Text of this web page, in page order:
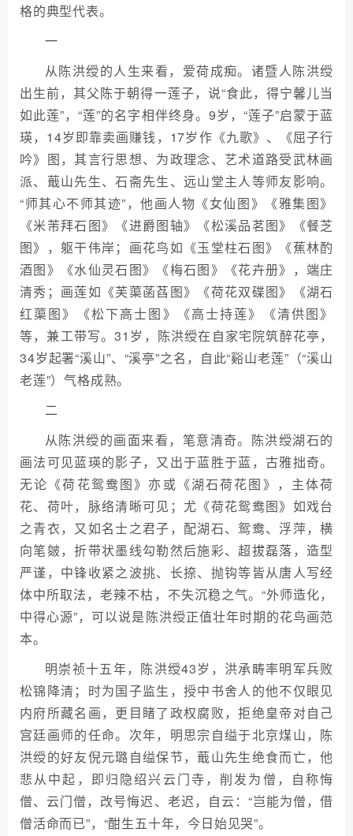
格的典型代表。
一
从陈洪绶的人生来看，爱荷成痴。诸暨人陈洪绶
出生前，其父陈于朝得一莲子，说“食此，得宁馨儿当
如此莲”，“莲”的名字相伴终身。9岁，“莲子”启蒙于蓝
瑛，14岁即靠卖画赚钱，17岁作《九歌》、《屈子行
吟》图，其言行思想、为政理念、艺术道路受武林画
派、蕺山先生、石斋先生、远山堂主人等师友影响。
“师其心不师其迹”，他画人物《女仙图》《雅集图》
《米芾拜石图》《进爵图轴》《松溪品茗图》《餐芝
图》，躯干伟岸；画花鸟如《玉堂柱石图》《蕉林酌
酒图》《水仙灵石图》《梅石图》《花卉册》，端庄
清秀；画莲如《芙蕖菡萏图》《荷花双碟图》《湖石
红蕖图》《松下高士图》《高士持莲》《清供图》
等，兼工带写。31岁，陈洪绶在自家宅院筑醉花亭，
34岁起署“溪山”、“溪亭”之名，自此“谿山老莲”（“溪山
老莲”）气格成熟。
二
从陈洪绶的画面来看，笔意清奇。陈洪绶湖石的
画法可见蓝瑛的影子，又出于蓝胜于蓝，古雅拙奇。
无论《荷花鸳鸯图》亦或《湖石荷花图》，主体荷
花、荷叶，脉络清晰可见；尤《荷花鸳鸯图》如戏台
之青衣，又如名士之君子，配湖石、鸳鸯、浮萍，横
向笔皴，折带状墨线勾勒然后施彩、超拔磊落，造型
严谨，中锋收紧之波挑、长捺、抛钩等皆从唐人写经
体中所取法，老辣不枯，不失沉稳之气。“外师造化，
中得心源”，可以说是陈洪绶正值壮年时期的花鸟画范
本。
明崇祯十五年，陈洪绶43岁，洪承畴率明军兵败
松锦降清；时为国子监生，授中书舍人的他不仅眼见
内府所藏名画，更目睹了政权腐败，拒绝皇帝对自己
宫廷画师的任命。次年，明思宗自缢于北京煤山，陈
洪绶的好友倪元璐自缢保节，蕺山先生绝食而亡，他
悲从中起，即归隐绍兴云门寺，削发为僧，自称悔
僧、云门僧，改号悔迟、老迟，自云：“岂能为僧，借
僧活命而已”，“酣生五十年，今日始见哭”。